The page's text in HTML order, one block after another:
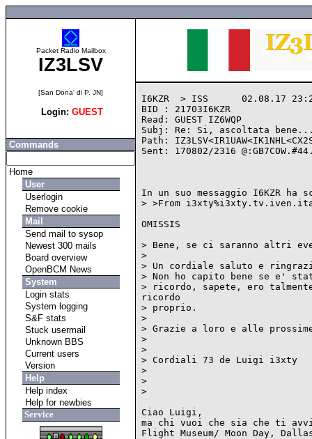
Packet Radio Mailbox
IZ3LSV
[San Dona' di P. JN]
Login: GUEST
Commands
Home
User
Userlogin
Remove cookie
Mail
Send mail to sysop
Newest 300 mails
Board overview
OpenBCM News
System
Login stats
System logging
S&F stats
Stuck usermail
Unknown BBS
Current users
Version
Help
Help index
Help for newbies
Service
I6KZR  > ISS      02.08.17
BID : 21703I6KZR
Read: GUEST IZ6WQP
Subj: Re: Si, ascoltata
Path:
Sent: 170802/2316
In un suo messaggio I6KZR ha
> >From
OMISSIS
> Bene, se ci saranno altri
>
> Un cordiale saluto e
> Non ho capito bene se e'
> ricordo, sapete, ero
ricordo
> proprio.
>
> Grazie a loro e alle
>
>
> Cordiali 73 de Luigi i3xty
>
>
>
Ciao Luigi,
ma chi vuoi che sia che ti
Flight Museum/ Moon Day,